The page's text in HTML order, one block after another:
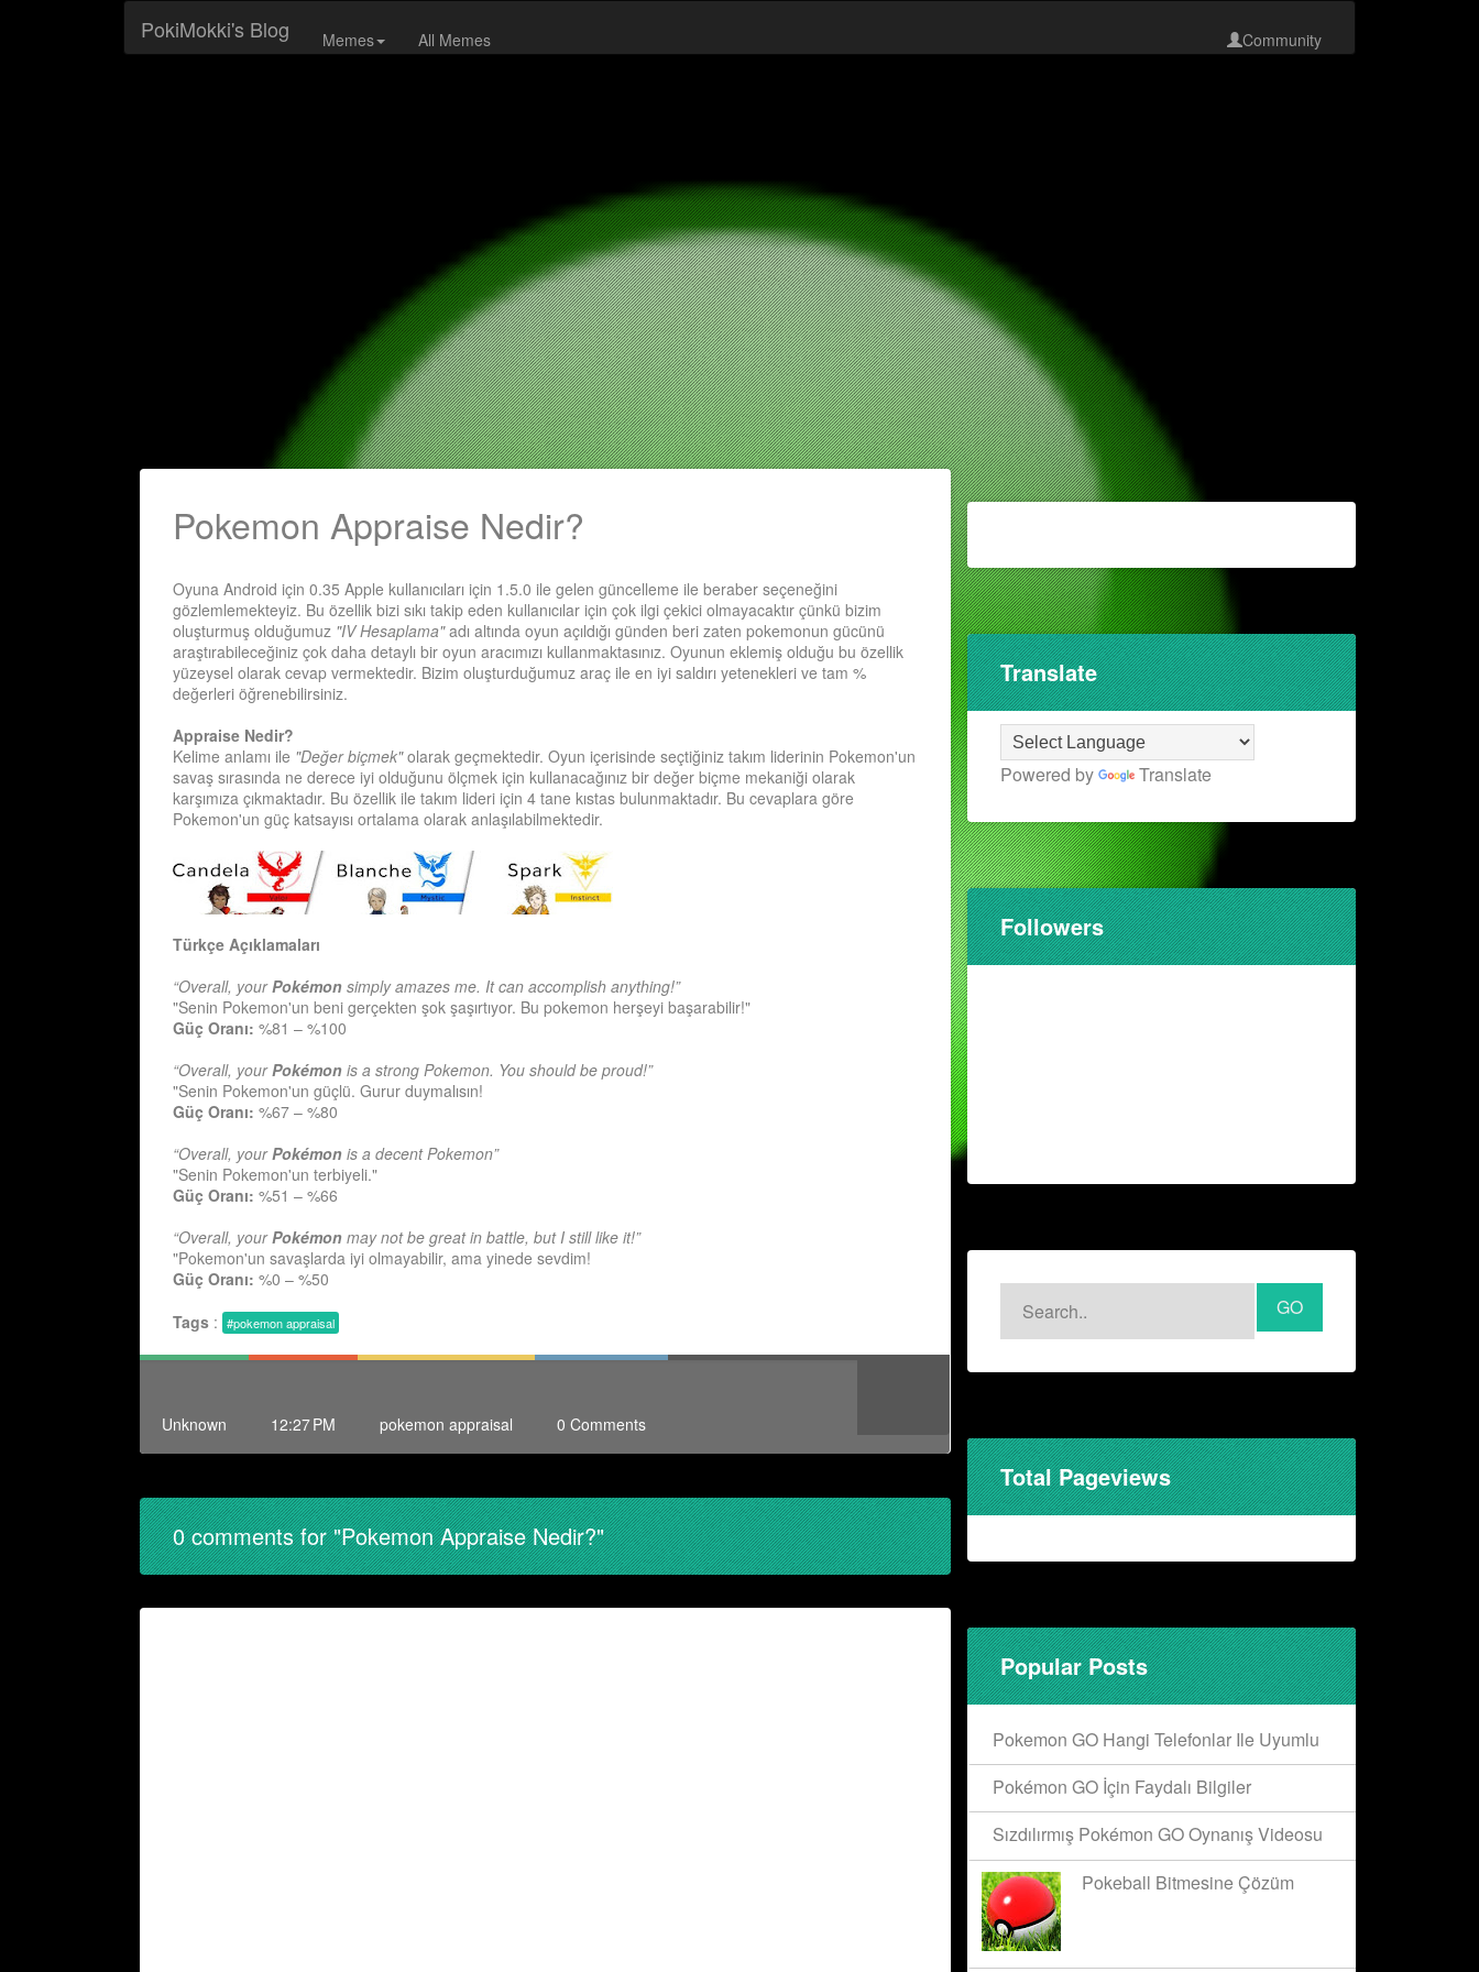
PokiMokki's Blog Memes All Memes Community
Pokemon Appraise Nedir?
Oyuna Android için 0.35 Apple kullanıcıları için 1.5.0 ile gelen güncelleme ile beraber seçeneğini
gözlemlemekteyiz. Bu özellik bizi sıkı takip eden kullanıcılar için çok ilgi çekici olmayacaktır çünkü bizim
oluşturmuş olduğumuz "IV Hesaplama"adı altında oyun açıldığı günden beri zaten pokemonun gücünü
araştırabileceğiniz çok daha detaylı bir oyun aracımızı kullanmaktasınız. Oyunun eklemiş olduğu bu özellik
yüzeysel olarak cevap vermektedir. Bizim oluşturduğumuz araç ile en iyi saldırı yetenekleri ve tam %
değerleri öğrenebilirsiniz.
Appraise Nedir?
Kelime anlamı ile "Değer biçmek"olarak geçmektedir. Oyun içerisinde seçtiğiniz takım liderinin Pokemon'un
savaş sırasında ne derece iyi olduğunu ölçmek için kullanacağınız bir değer biçme mekaniği olarak
karşımıza çıkmaktadır. Bu özellik ile takım lideri için 4 tane kıstas bulunmaktadır. Bu cevaplara göre
Pokemon'un güç katsayısı ortalama olarak anlaşılabilmektedir.
Türkçe Açıklamaları
“Overall, yourPokémon simply amazes me. It can accomplish anything!”
"Senin Pokemon'un beni gerçekten şok şaşırtıyor. Bu pokemon herşeyi başarabilir!"
Güç Oranı: %81 – %100
“Overall, yourPokémon is a strong Pokemon. You should be proud!”
"Senin Pokemon'un güçlü. Gurur duymalısın!
Güç Oranı: %67 – %80
“Overall, yourPokémon is a decent Pokemon”
"Senin Pokemon'un terbiyeli."
Güç Oranı: %51 – %66
“Overall, yourPokémon may not be great in battle, but I still like it!”
"Pokemon'un savaşlarda iyi olmayabilir, ama yinede sevdim!
Güç Oranı: %0 – %50
Tags : #pokemon appraisal
Unknown 12:27 PM pokemon appraisal 0 Comments
0 comments for "Pokemon Appraise Nedir?"
Translate
Powered by Translate
Followers
Total Pageviews
Popular Posts
Pokemon GO Hangi Telefonlar Ile Uyumlu
Pokémon GO İçin Faydalı Bilgiler
Sızdılırmış Pokémon GO Oynanış Videosu
Pokeball Bitmesine Çözüm